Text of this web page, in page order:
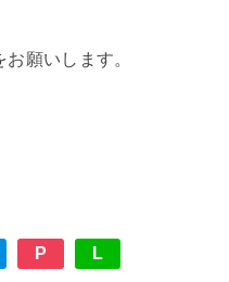
願いします。
P L